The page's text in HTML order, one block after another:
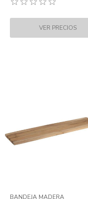
BANDEJA MADERA